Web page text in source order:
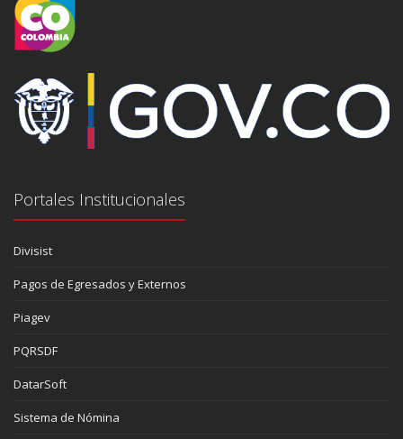
Portales Institucionales
Divisist
Pagos de Egresados y Externos
Piagev
PQRSDF
DatarSoft
Sistema de Nómina